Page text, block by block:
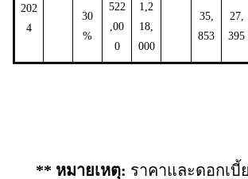
202
4
30
%
522
,00
0
1,2
18,
000
35,
853
27,
395
** หมายเหตุ: ราคาและดอกเบี้